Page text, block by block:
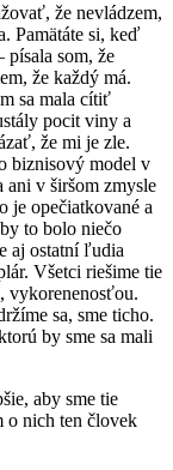
že nevládzem,
Pamätáte si, keď
písala som, že
že každý má.
sa mala cítiť
pocit viny a
že mi je zle.
biznisový model v
ani v širšom zmysle
je opečiatkované a
to bolo niečo
aj ostatní ľudia
Všetci riešime tie
vykorenenosťou.
sa, sme ticho.
by sme sa mali
aby sme tie
o nich ten človek